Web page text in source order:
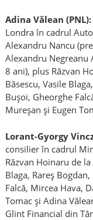
Adina Vălean (PNL):
Londra în cadrul
Alexandru Nancu
Alexandru Negreanu
8 ani), plus Răzvan
Băsescu, Vasile
Bușoi, Gheorghe
Mureșan și Eugen
Lorant-Gyorgy
consilier în cadrul
Răzvan Hoinaru de
Blaga, Rareș
Falcă, Mircea Hava,
Tomac și Adina
Glint Financial din